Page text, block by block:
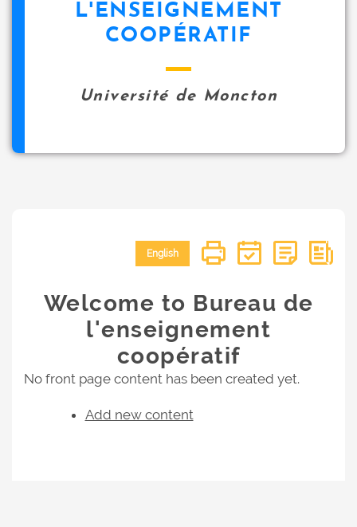
L'ENSEIGNEMENT
COOPÉRATIF
Université de Moncton
English
Welcome to Bureau de
l'enseignement
coopératif
No front page content has been created yet.
Add new content